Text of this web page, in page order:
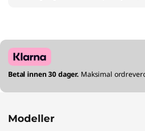
Betal innen 30 dager. Maksimal
Modeller